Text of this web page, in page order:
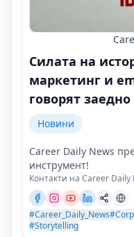
Силата на
маркетинг и
говорят заедно
Новини
Career Daily News
инструмент!
Контакти на Career Daily
#Career_Daily_News
#Storytelling